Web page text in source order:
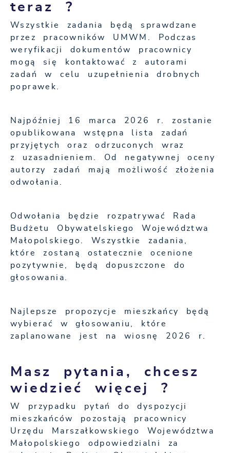
teraz ?
Wszystkie zadania będą sprawdzane
przez pracowników UMWM. Podczas
weryfikacji dokumentów pracownicy
mogą się kontaktować z autorami
zadań w celu uzupełnienia drobnych
poprawek.
Najpóźniej 16 marca 2026 r. zostanie
opublikowana wstępna lista zadań
przyjętych oraz odrzuconych wraz
z uzasadnieniem. Od negatywnej oceny
autorzy zadań mają możliwość złożenia
odwołania.
Odwołania będzie rozpatrywać Rada
Budżetu Obywatelskiego Województwa
Małopolskiego. Wszystkie zadania,
które zostaną ostatecznie ocenione
pozytywnie, będą dopuszczone do
głosowania.
Najlepsze propozycje mieszkańcy będą
wybierać w głosowaniu, które
zaplanowane jest na wiosnę 2026 r.
Masz pytania, chcesz
wiedzieć więcej ?
W przypadku pytań do dyspozycji
mieszkańców pozostają pracownicy
Urzędu Marszałkowskiego Województwa
Małopolskiego odpowiedzialni za